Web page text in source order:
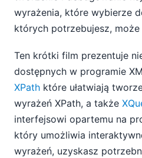
11
12
2013
2012
2011
2010
2009
2008
2007
wyrażenia, które wybierze
których potrzebujesz,
Ten krótki film prezentuje
dostępnych w programie
XPath które ułatwiają
wyrażeń XPath, a także
interfejsowi opartemu na
który umożliwia
wyrażeń, uzyskasz